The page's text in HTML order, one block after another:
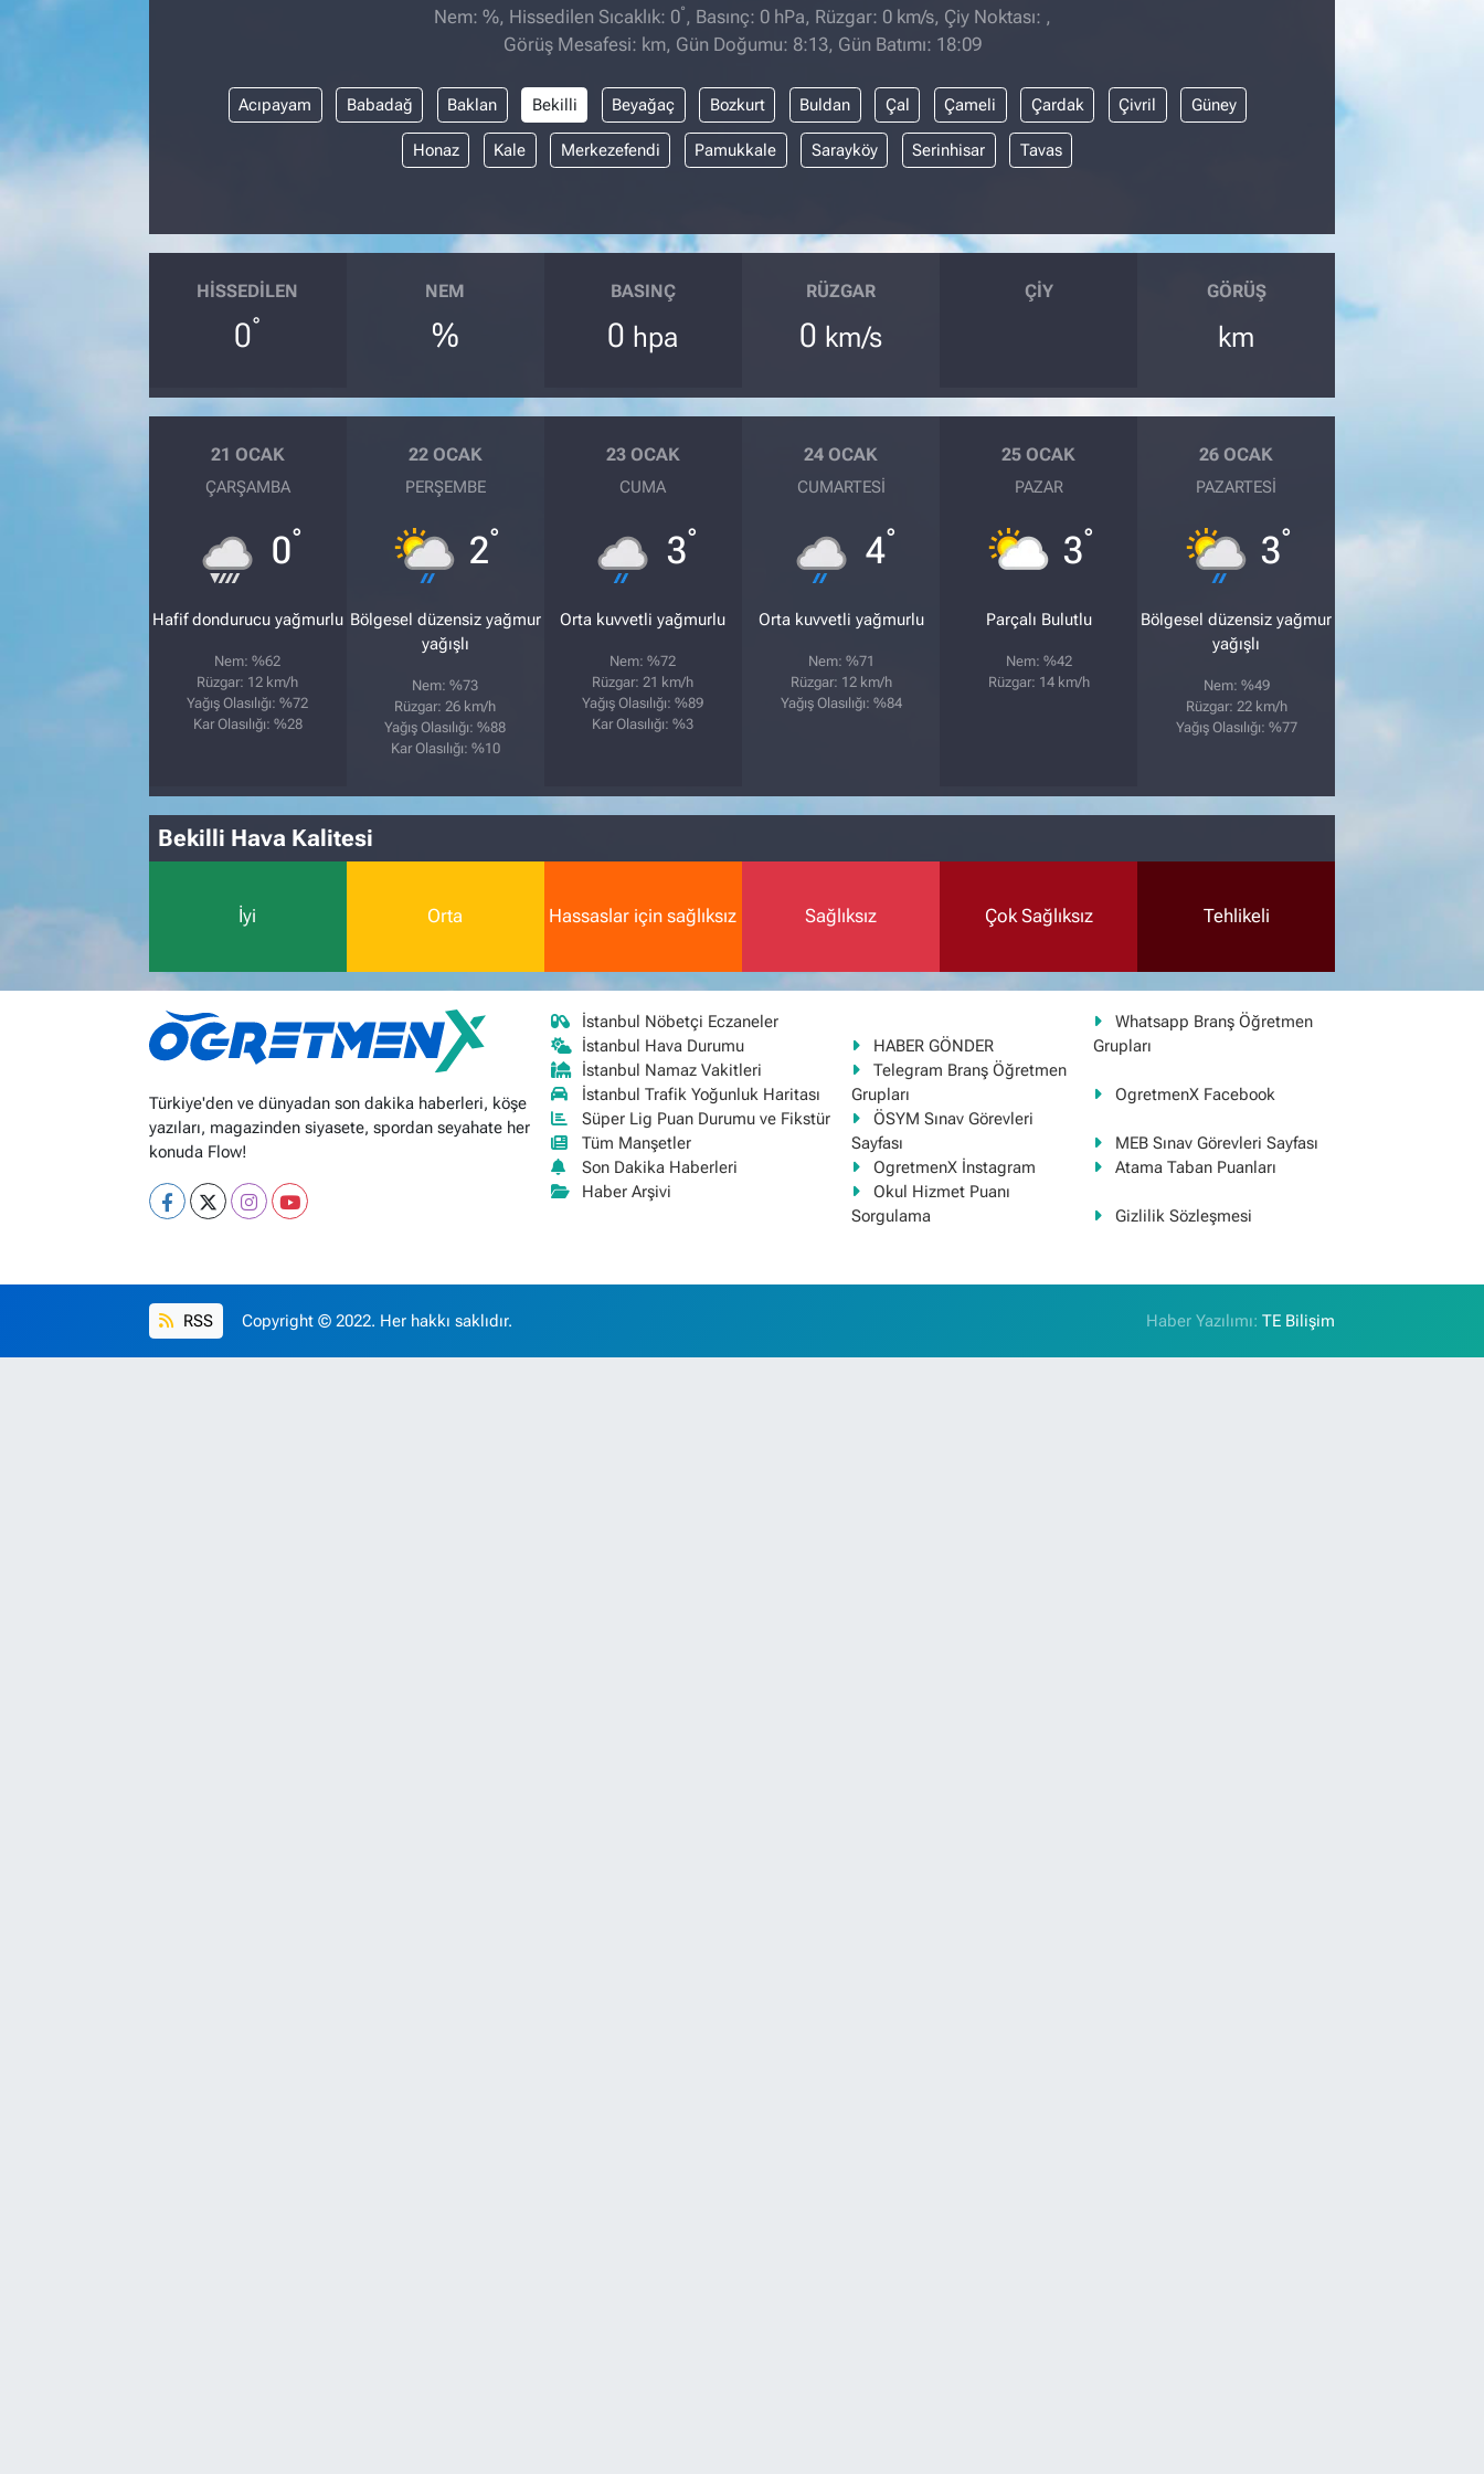
Nem: %, Hissedilen Sıcaklık: 0°, Basınç: 0 hPa, Rüzgar: 0 km/s, Çiy Noktası: ,
Görüş Mesafesi: km, Gün Doğumu: 8:13, Gün Batımı: 18:09
Acıpayam Babadağ Baklan Bekilli Beyağaç Bozkurt Buldan Çal Çameli Çardak Çivril Güney
Honaz Kale Merkezefendi Pamukkale Sarayköy Serinhisar Tavas
HISSEDILEN
0°
NEM
%
BASINÇ
0 hpa
RÜZGAR
0 km/s
ÇIY GÖRÜŞ
km
21 OCAK
ÇARŞAMBA
0°
Hafif dondurucu yağmurlu
Nem: %62
Rüzgar: 12 km/h
Yağış Olasılığı: %72
Kar Olasılığı: %28
22 OCAK
PERŞEMBE
2°
Bölgesel düzensiz yağmur
yağışlı
Nem: %73
Rüzgar: 26 km/h
Yağış Olasılığı: %88
Kar Olasılığı: %10
23 OCAK
CUMA
3°
Orta kuvvetli yağmurlu
Nem: %72
Rüzgar: 21 km/h
Yağış Olasılığı: %89
Kar Olasılığı: %3
24 OCAK
CUMARTESI
4°
Orta kuvvetli yağmurlu
Nem: %71
Rüzgar: 12 km/h
Yağış Olasılığı: %84
25 OCAK
PAZAR
3°
Parçalı Bulutlu
Nem: %42
Rüzgar: 14 km/h
26 OCAK
PAZARTESI
3°
Bölgesel düzensiz yağmur
yağışlı
Nem: %49
Rüzgar: 22 km/h
Yağış Olasılığı: %77
Bekilli Hava Kalitesi
İyi Orta Hassaslar için sağlıksız Sağlıksız Çok Sağlıksız Tehlikeli
Türkiye'den ve dünyadan son dakika haberleri, köşe
yazıları, magazinden siyasete, spordan seyahate her
konuda Flow!
İstanbul Nöbetçi Eczaneler
İstanbul Hava Durumu
İstanbul Namaz Vakitleri
İstanbul Trafik Yoğunluk Haritası
Süper Lig Puan Durumu ve Fikstür
Tüm Manşetler
Son Dakika Haberleri
Haber Arşivi
HABER GÖNDER
Whatsapp Branş Öğretmen
Grupları
Telegram Branş Öğretmen
Grupları
OgretmenX Facebook
ÖSYM Sınav Görevleri
Sayfası
MEB Sınav Görevleri Sayfası
OgretmenX İnstagram
Atama Taban Puanları
Okul Hizmet Puanı
Sorgulama
Gizlilik Sözleşmesi
RSS Copyright © 2022. Her hakkı saklıdır. Haber Yazılımı:TE Bilişim